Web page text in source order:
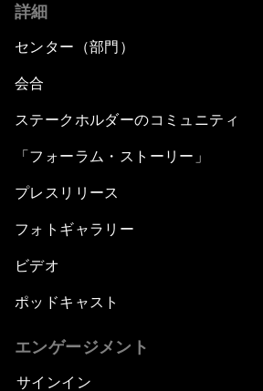
詳細
センター（部門）
会合
ステークホルダーのコミュニティ
「フォーラム・ストーリー」
プレスリリース
フォトギャラリー
ビデオ
ポッドキャスト
エンゲージメント
サインイン